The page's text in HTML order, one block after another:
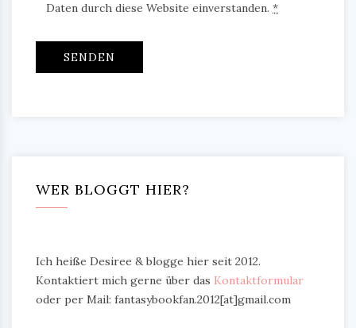
Daten durch diese Website einverstanden. *
WER BLOGGT HIER?
Ich heiße Desiree & blogge hier seit 2012.
Kontaktiert mich gerne über das Kontaktformular
oder per Mail: fantasybookfan.2012[at]gmail.com